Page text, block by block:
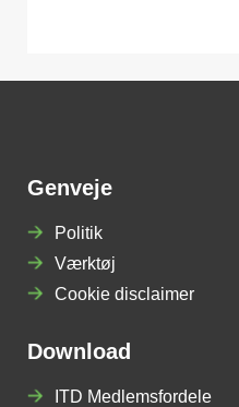
Genveje
Politik
Værktøj
Cookie disclaimer
Download
ITD Medlemsfordele